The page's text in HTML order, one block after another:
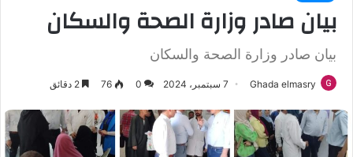
بيان صادر وزارة الصحة والسكان
بيان صادر وزارة الصحة والسكان
Ghada elmasry 7 سبتمبر، 2024 0
76